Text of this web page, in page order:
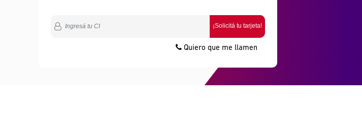
¡Solicitá tu tarjeta!
Quiero que me llamen